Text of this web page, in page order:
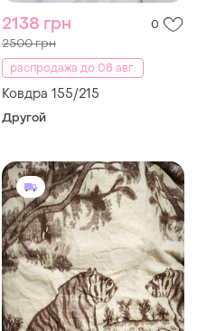
2138 грн 0
2500 грн
распродажа до 08 авг.
Ковдра 155/215
Другой